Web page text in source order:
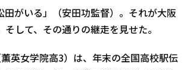
田がいる」（安田功監督）。それが大阪
そして、その通りの継走を見せた。
英女学院高3）は、年末の全国高校駅伝